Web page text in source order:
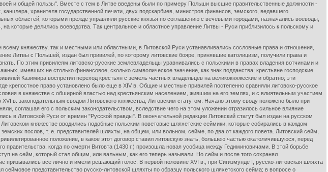
и общей пользы". Вместе с тем в Литве введены были по примеру Польши высшие правительственные должности -
хранителя государственной печати, двух подскарбиев, министров финансов, земского, ведавшего
областей, которыми прежде управляли русские князья по соглашению с вечевыми городами, назначались воеводы,
которые делились воеводства. Так центральное и областное управление Литвы - Руси приблизилось к польскому и
так и местными или областными, в Литовской Руси устанавливались сословные права и отношения,
Литвы с Польшей, издан был привилей, по которому литовские бояре, принявшие католицизм, получили права и
По этим привилеям литовско-русские землевладельцы уравнивались с польскими в правах владения вотчинами и
имевших не столько финансовое, сколько символическое значение, как знак подданства; крестьяне господские
Казимира воспретил переход крестьян с земель частных владельцев на великокняжеские и обратно; эти
крепостное право установлено было еще в XIV в. Общие и местные привилей постепенно сравняли литовско-русское
в княжестве с обширной властью над крестьянским населением, жившим на его землях, и с влиятельным участием
в. законодательным сводом Литовского княжества, Литовским статутом. Начало этому своду положено было при
соглашая его с польским законодательством, вследствие чего на этом уложении отразилось сильное влияние
в Литовской Руси от времен "Русской правды". В окончательной редакции Литовский статут был издан на русском
княжестве вводились подобные польским поветовые шляхетские сеймики, которые собирались в каждом
послов, т. е. представителей шляхты, на общем, или вольном, сейме, по два от каждого повета. Литовский сейм,
положение, в какое этот договор ставил литовскую знать, большею частью окатоличившуюся, перед
правительства, когда по смерти Витовта (1430 г.) произошла новая усобица между Гедиминовичами. В этой борьбе
на сейм, который стал общим, или вальным, как его теперь называли. Но сейм и после того сохранял
призывались все лично и имели решающий голос. В первой половине XVI в., при Сигизмунде I, русско-литовская шляхта
представительство русско-литовской шляхты по образцу польского шляхетского сейма; в вопросе о